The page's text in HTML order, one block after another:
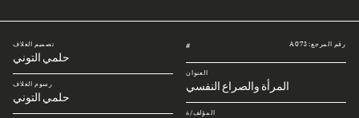
رقم المرجع: A073 #
العنوان
المرأة والصراع النفسي
المؤلف/ة
تصميم الغلاف
حلمي التوني
رسوم الغلاف
حلمي التوني